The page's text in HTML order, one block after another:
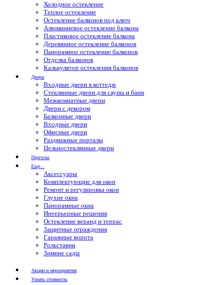
Холодное остекление
Теплое остекление
Остекление балконов под ключ
Алюминиевое остекление балкона
Пластиковое остекление балкона
Деревянное остекление балконов
Панорамное остекление балконов
Отделка балконов
Калькулятор остекления балконов
Двери
Входные двери в коттедж
Стеклянные двери для сауны и бани
Межкомнатные двери
Двери с декором
Балконные двери
Входные двери
Офисные двери
Раздвижные порталы
Цельностеклянные двери
Перголы
Еще...
Аксессуары
Комплектующие для окон
Ремонт и регулировка окон
Глухие окна
Панорамные окна
Интерьерные решения
Остекление веранд и террас
Защитные ограждения
Гаражные ворота
Рольставни
Зимние сады
Акции и мероприятия
Узнать стоимость